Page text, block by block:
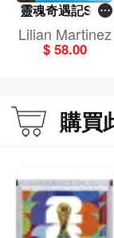
靈魂奇遇記SOU
L [貼紙遊戲套裝]
Lilian Martinez
$ 58.00
購買